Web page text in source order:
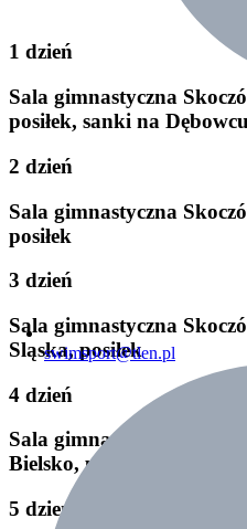
swimsport@tlen.pl
1 dzień
Sala gimnastyczna
posiłek, sanki na Dębowcu
2 dzień
Sala gimnastyczna
posiłek
3 dzień
Sala gimnastyczna
Sląska, posiłek
4 dzień
Sala gimnastyczna
Bielsko, posiłek, łyżwy
5 dzień